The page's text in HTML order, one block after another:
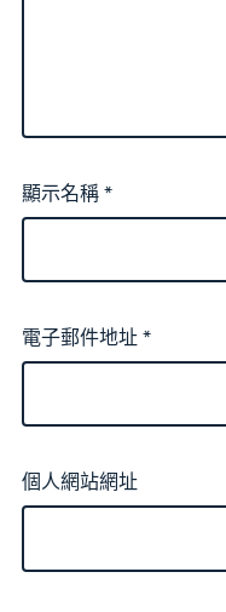
顯示名稱*
電子郵件地址*
個人網站網址